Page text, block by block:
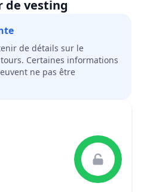
de vesting
de détails sur le
Certaines informations
ne pas être